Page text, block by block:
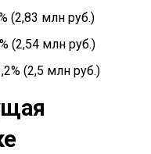
(2,83 млн руб.)
(2,54 млн руб.)
(2,5 млн руб.)